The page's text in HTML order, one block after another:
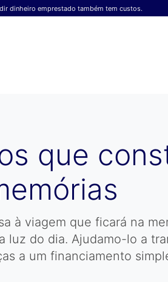
dinheiro emprestado também tem custos.
que
à viagem que ficará na
luz do dia. Ajudamo-lo a
a um financiamento